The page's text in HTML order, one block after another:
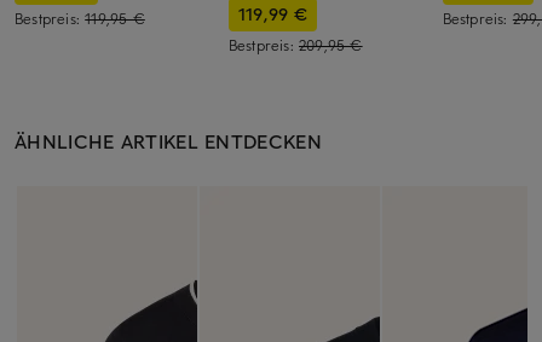
Bestpreis:119,95 €
119,99 €
Bestpreis: 209,95 €
Bestpreis:
ÄHNLICHE ARTIKEL ENTDECKEN